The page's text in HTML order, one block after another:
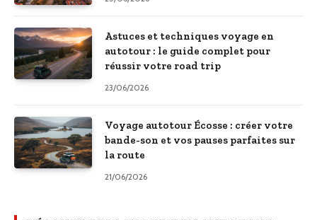
Astuces et techniques voyage en
autotour : le guide complet pour
réussir votre road trip
23/06/2026
Voyage autotour Écosse : créer votre
bande-son et vos pauses parfaites sur
la route
21/06/2026